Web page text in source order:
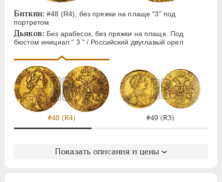
Биткин: #48 (R4), без пряжки на плаще "3" под
портретом
Дьяков: Без арабесок, без пряжки на плаще. Под
бюстом инициал " З " / Российский двуглавый орел
#48 (R4) #49 (R3)
Показать описания и цены